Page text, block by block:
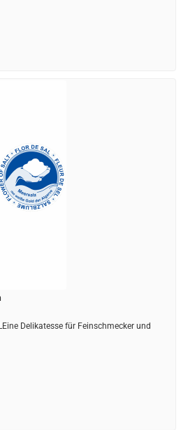
Delikatesse für Feinschmecker und